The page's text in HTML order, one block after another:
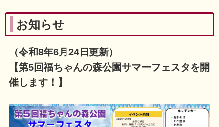
お知らせ
（令和8年6月24日更新）
【第5回福ちゃんの森公園サマーフェスタを開
催します！】